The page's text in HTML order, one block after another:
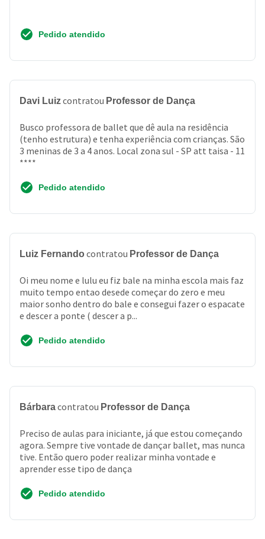
Pedido atendido
Davi Luizcontratou Professor de Dança
Busco professora de ballet que dê aula na residência
(tenho estrutura) e tenha experiência com crianças. São
3 meninas de 3 a 4 anos. Local zona sul - SP att taisa - 11
****
Pedido atendido
Luiz Fernando contratou Professor de Dança
Oi meu nome e lulu eu fiz bale na minha escola mais faz
muito tempo entao desede começar do zero e meu
maior sonho dentro do bale e consegui fazer o espacate
e descer a ponte ( descer a p...
Pedido atendido
Bárbaracontratou Professor de Dança
Preciso de aulas para iniciante, já que estou começando
agora. Sempre tive vontade de dançar ballet, mas nunca
tive. Então quero poder realizar minha vontade e
aprender esse tipo de dança
Pedido atendido